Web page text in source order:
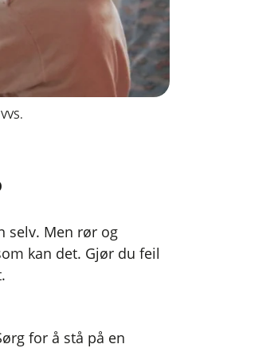
selv. Men rør og
kan det. Gjør du feil
for å stå på en